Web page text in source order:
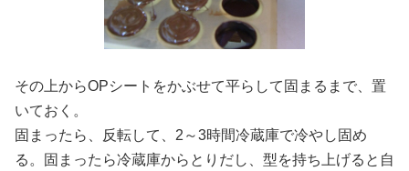
その上からOPシートをかぶせて平らして固まるまで、置
いておく。
固まったら、反転して、2～3時間冷蔵庫で冷やし固め
る。固まったら冷蔵庫からとりだし、型を持ち上げると自